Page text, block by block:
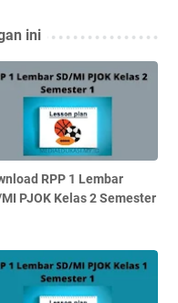
ini
RPP 1 Lembar
PJOK Kelas 2 Semester